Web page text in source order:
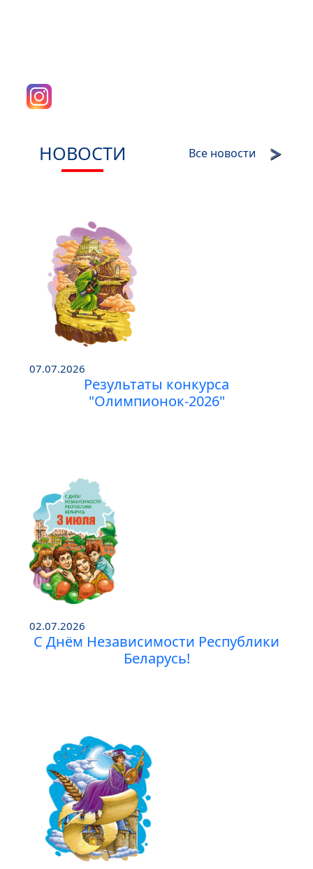
НОВОСТИ Все новости
07.07.2026
Результаты конкурса
"Олимпионок-2026"
02.07.2026
С Днём Независимости Республики
Беларусь!